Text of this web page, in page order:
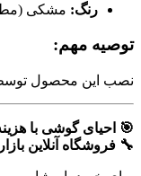
رنگ: مشکی
توصیه مهم:
نصب این محصول توسط
🎯 احیای گوشی با
🔧 فروشگاه آنلاین